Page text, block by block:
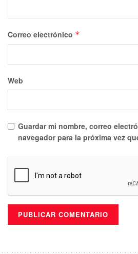
Correo electrónico *
Web
Guardar mi nombre, correo
navegador para la próxima vez